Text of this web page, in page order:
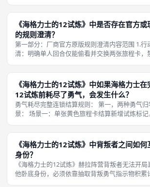
神话主题成都桌游，熟悉奥林匹斯诸
《海格力士的12试炼》中是否存在官方或
的规则澄清？
第一部分：厂商官方原版规则澄清内容范围 1.行
清：明确单人回合仅能偷看并交换两张旅程卡，
色澄清：书面确认4人局无赫拉主神卡牌，赫拉
齐3枚背叛勇气才能解锁全部
《海格力士的12试炼》中如果海格力士在
12试炼前耗尽了勇气，会发生什么？
勇气耗尽完整连锁结算规则： 第一，两种勇气
景： 场景一：单张黄色旅程卡结算新增试炼标记
轮剩余卡牌结算，无需继续处理队列内蓝色、绿
场判定赫拉阵营胜利。《海格力士
《海格力士的12试炼》中背叛者之间如何
身份？
《海格力士的12试炼》赫拉阵营背叛者无法开
他卧底身份，必须依靠抽取背叛勇气指示物积累